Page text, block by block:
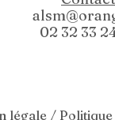
02 32 33
légale /